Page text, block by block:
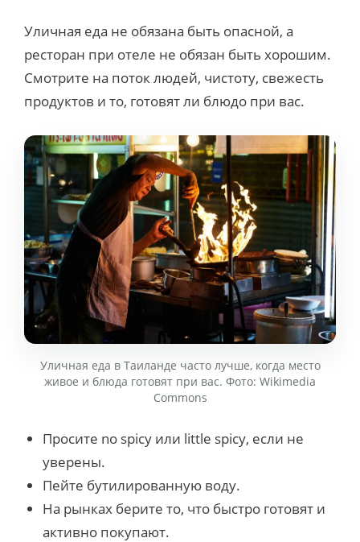
Уличная еда не обязана быть опасной, а
ресторан при отеле не обязан быть хорошим.
Смотрите на поток людей, чистоту, свежесть
продуктов и то, готовят ли блюдо при вас.
Уличная еда в Таиланде часто лучше, когда место
живое и блюда готовят при вас. Фото: Wikimedia
Commons
Просите no spicy или little spicy, если не
уверены.
Пейте бутилированную воду.
На рынках берите то, что быстро готовят и
активно покупают.